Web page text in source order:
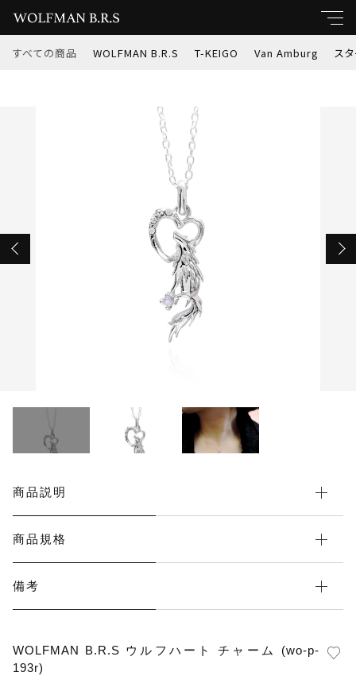
すべての商品 WOLFMAN B.R.S T-KEIGO Van Amburg ス
商品説明
商品規格
備考
WOLFMAN B.R.S ウルフハート チャーム (wo-p-
193r)
WOLFMAN B.R.S ウルフハート チャーム
(wo-p-193r)
￥11,000
ショッピングを続ける
カートを確認する
すべて
WOLFMAN B.R.S
T-KEIGO
Van Amburg
スターナイツ
インディアンジュエリー
～
その他
在庫あり セール